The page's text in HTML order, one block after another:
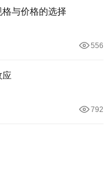
与价格的选择
556
应
792